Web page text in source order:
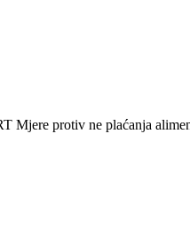
protiv ne plaćanja